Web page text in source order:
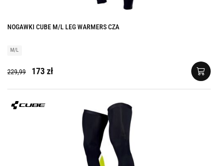
NOGAWKI CUBE M/L LEG WARMERS CZA
M/L
229,99 173 zł